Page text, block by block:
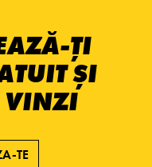
ȚI
ȘI
VINZI
TE